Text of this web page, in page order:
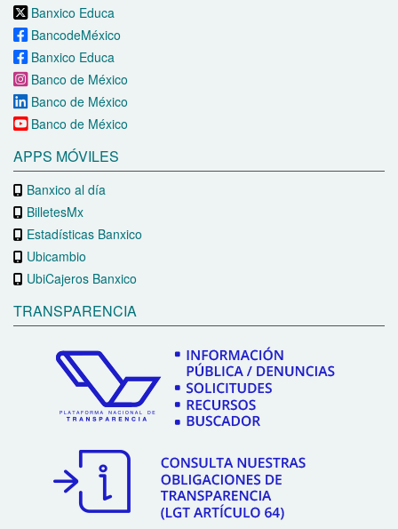
Banxico Educa
BancodeMéxico
Banxico Educa
Banco de México
Banco de México
Banco de México
APPS MÓVILES
Banxico al día
BilletesMx
Estadísticas Banxico
Ubicambio
UbiCajeros Banxico
TRANSPARENCIA